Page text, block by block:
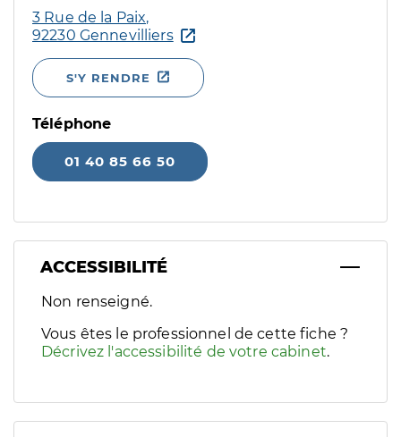
3 Rue de la Paix,
92230 Gennevilliers
S'Y RENDRE
Téléphone
01 40 85 66 50
ACCESSIBILITÉ
Filtres
Sélectionnez un ou plusieurs handicaps/besoins
Non renseigné.
Vous êtes le professionnel de cette fiche ?
Décrivez l'accessibilité de votre cabinet.